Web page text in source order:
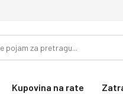
Kupovina na rate